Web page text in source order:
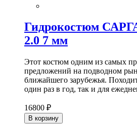
Гидрокостюм
2.0 7 мм
Этот костюм одним из самых
предложений на подводном
ближайшего зарубежья.
один раз в год, так и для
16800 ₽
В корзину